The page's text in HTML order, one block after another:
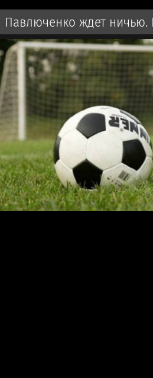
Павлюченко ждет ничью.